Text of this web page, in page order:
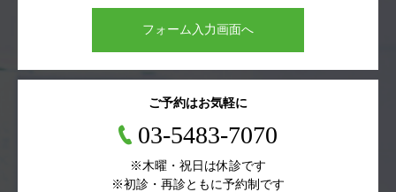
フォーム入力画面へ
ご予約はお気軽に
03-5483-7070
※木曜・祝日は休診です
※初診・再診ともに予約制です